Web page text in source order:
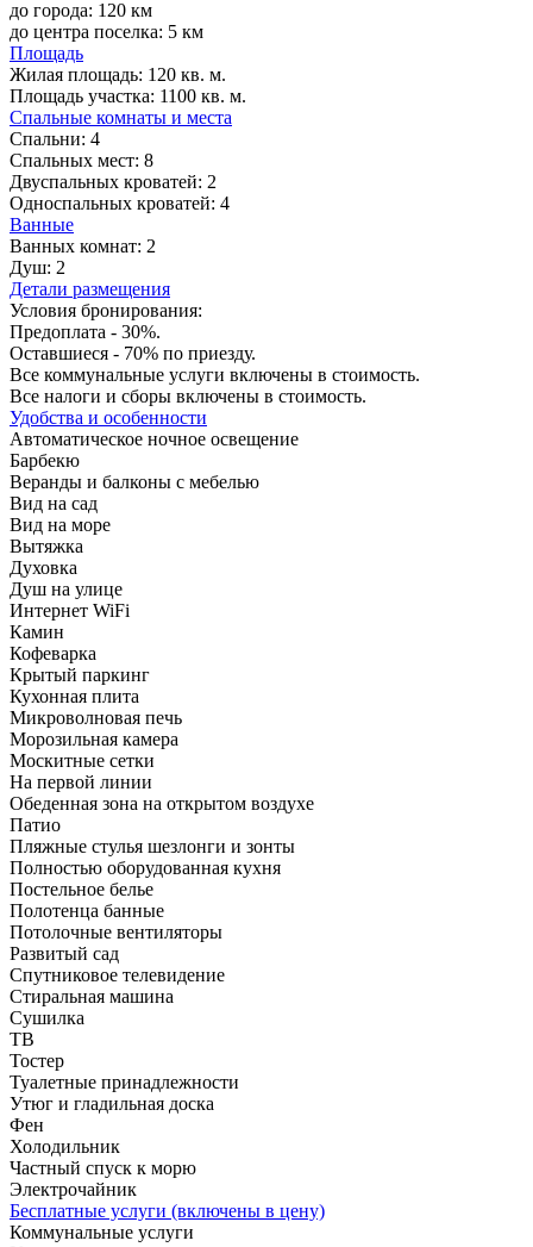
до города: 120 км
до центра поселка: 5 км
Площадь
Жилая площадь: 120 кв. м.
Площадь участка: 1100 кв. м.
Спальные комнаты и места
Спальни: 4
Спальных мест: 8
Двуспальных кроватей: 2
Односпальных кроватей: 4
Ванные
Ванных комнат: 2
Душ: 2
Детали размещения
Условия бронирования:
Предоплата - 30%.
Оставшиеся - 70% по приезду.
Все коммунальные услуги включены в стоимость.
Все налоги и сборы включены в стоимость.
Удобства и особенности
Автоматическое ночное освещение
Барбекю
Веранды и балконы с мебелью
Вид на сад
Вид на море
Вытяжка
Духовка
Душ на улице
Интернет WiFi
Камин
Кофеварка
Крытый паркинг
Кухонная плита
Микроволновая печь
Морозильная камера
Москитные сетки
На первой линии
Обеденная зона на открытом воздухе
Патио
Пляжные стулья шезлонги и зонты
Полностью оборудованная кухня
Постельное белье
Полотенца банные
Потолочные вентиляторы
Развитый сад
Спутниковое телевидение
Стиральная машина
Сушилка
ТВ
Тостер
Туалетные принадлежности
Утюг и гладильная доска
Фен
Холодильник
Частный спуск к морю
Электрочайник
Бесплатные услуги (включены в цену)
Коммунальные услуги